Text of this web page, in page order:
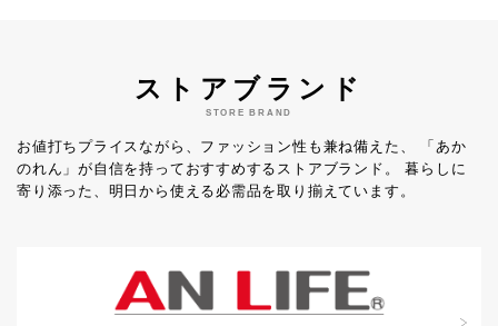
ストアブランド
STORE BRAND
お値打ちプライスながら、ファッション性も兼ね備えた、
「あか
のれん」が自信を持っておすすめするストアブランド。
暮らしに
寄り添った、明日から使える必需品を取り揃えています。